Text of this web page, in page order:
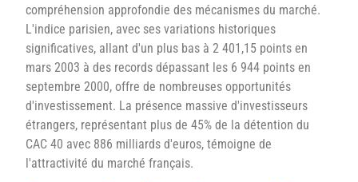
compréhension approfondie des mécanismes du marché.
L'indice parisien, avec ses variations historiques
significatives, allant d'un plus bas à 2 401,15 points en
mars 2003 à des records dépassant les 6 944 points en
septembre 2000, offre de nombreuses opportunités
d'investissement. La présence massive d'investisseurs
étrangers, représentant plus de 45% de la détention du
CAC 40 avec 886 milliards d'euros, témoigne de
l'attractivité du marché français.